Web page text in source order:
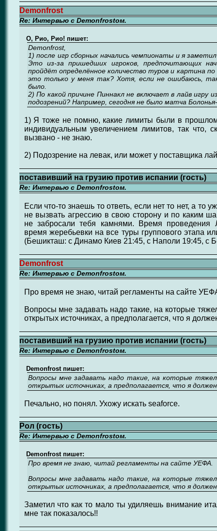
Demonfrost
Re: Интервью с Demonfrostом.
О, Рио, Рио! пишет:
Demonfrost,
1) после игр сборных начались чемпионаты и я
Это из-за пришедших игроков, предпочитающих
пройдёт определённое количество туров и картина
это только у меня так? Хотя, если не ошибаюсь,
было.
2) По какой причине Пиннакл не включает в лайв игру
подозрений? Например, сегодня не было матча
1) Я тоже не помню, какие лимиты были в прошлом
индивидуальным увеличением лимитов, так что,
вызвано - не знаю.
2) Подозрение на левак, или может у поставщика
поставивший на грузию против испании (гость)
Re: Интервью с Demonfrostом.
Если что-то знаешь то ответь, если нет то нет, а то
не вызвать агрессию в свою сторону и по каким
не забросали тебя камнями. Время проведения
время жеребьевки на все туры группового этапа
(Бешикташ: с Динамо Киев 21:45, с Наполи 19:45, с
Demonfrost
Re: Интервью с Demonfrostом.
Про время не знаю, читай регламенты на сайте
Вопросы мне задавать надо такие, на которые
открытых источниках, а предполагается, что я
поставивший на грузию против испании (гость)
Re: Интервью с Demonfrostом.
Demonfrost пишет:
Вопросы мне задавать надо такие, на которые
открытых источниках, а предполагается, что я
Печально, но понял. Ухожу искать seaforce.
Рол (гость)
Re: Интервью с Demonfrostом.
Demonfrost пишет:
Про время не знаю, читай регламенты на сайте УЕФА.
Вопросы мне задавать надо такие, на которые
открытых источниках, а предполагается, что я
Заметил что как то мало ты удиляешь внимание
мне так показалось!!